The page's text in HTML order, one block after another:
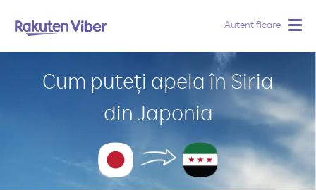
Autentificare
Cum puteți apela în Siria
din Japonia